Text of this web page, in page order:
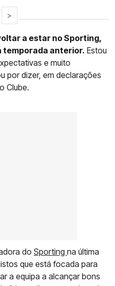
>
a estar no Sporting,
temporada anterior. Estou
e muito
por dizer, em declarações
Clube.
do Sporting na última
que está focada para
a equipa a alcançar bons